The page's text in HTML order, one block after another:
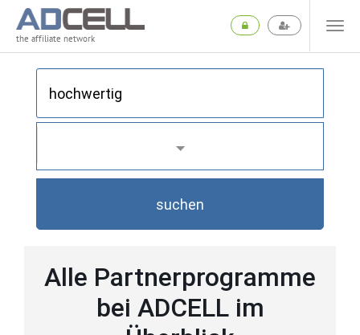
the affiliate network
suchen
Alle Partnerprogramme
bei ADCELL im